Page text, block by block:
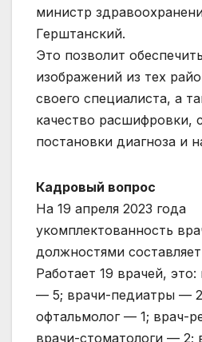
министр
Герштанский.
Это позволит
изображений из тех
своего специалиста, а
качество расшифровки,
постановки диагноза и
Кадровый вопрос
На 19 апреля 2023 года
укомплектованность
должностями
Работает 19 врачей,
— 5; врачи-педиатры —
офтальмолог — 1; врач-
врачи-стоматологи — 2;